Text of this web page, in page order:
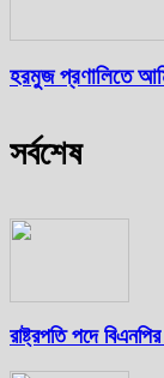
হরমুজ প্রণালিতে
সর্বশেষ
রাষ্ট্রপতি পদে